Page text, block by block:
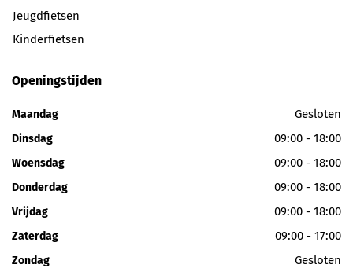
Jeugdfietsen
Kinderfietsen
Openingstijden
Maandag Gesloten
Dinsdag 09:00 - 18:00
Woensdag 09:00 - 18:00
Donderdag 09:00 - 18:00
Vrijdag 09:00 - 18:00
Zaterdag 09:00 - 17:00
Zondag Gesloten